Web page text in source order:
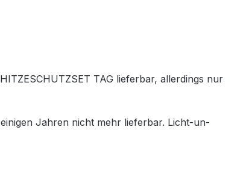
TAG lieferbar, allerdings nur
Jahren nicht mehr lieferbar. Licht-un-